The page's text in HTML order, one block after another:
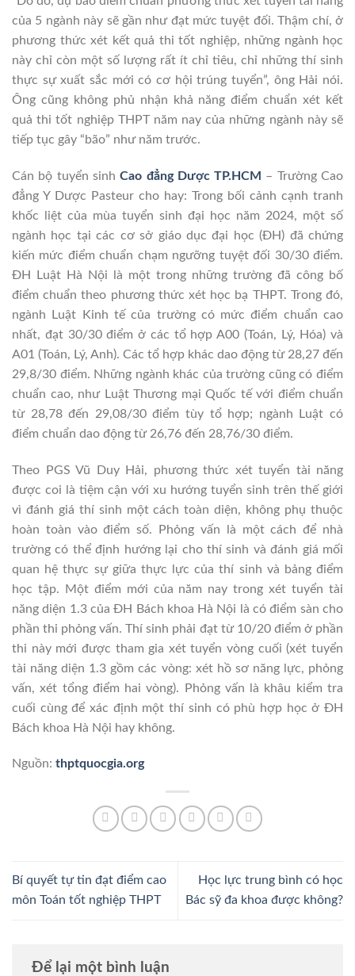
của 5 ngành này sẽ gần như đạt mức tuyệt đối. Thậm chí, ở
phương thức xét kết quả thi tốt nghiệp, những ngành học
này chỉ còn một số lượng rất ít chỉ tiêu, chỉ những thí sinh
thực sự xuất sắc mới có cơ hội trúng tuyển”, ông Hải nói.
Ông cũng không phủ nhận khả năng điểm chuẩn xét kết
quả thi tốt nghiệp THPT năm nay của những ngành này sẽ
tiếp tục gây “bão” như năm trước.
Cán bộ tuyển sinhCao đẳng Dược TP.HCM – Trường Cao
đẳng Y Dược Pasteur cho hay: Trong bối cảnh cạnh tranh
khốc liệt của mùa tuyển sinh đại học năm 2024, một số
ngành học tại các cơ sở giáo dục đại học (ĐH) đã chứng
kiến mức điểm chuẩn chạm ngưỡng tuyệt đối 30/30 điểm.
ĐH Luật Hà Nội là một trong những trường đã công bố
điểm chuẩn theo phương thức xét học bạ THPT. Trong đó,
ngành Luật Kinh tế của trường có mức điểm chuẩn cao
nhất, đạt 30/30 điểm ở các tổ hợp A00 (Toán, Lý, Hóa) và
A01 (Toán, Lý, Anh). Các tổ hợp khác dao động từ 28,27 đến
29,8/30 điểm. Những ngành khác của trường cũng có điểm
chuẩn cao, như Luật Thương mại Quốc tế với điểm chuẩn
từ 28,78 đến 29,08/30 điểm tùy tổ hợp; ngành Luật có
điểm chuẩn dao động từ 26,76 đến 28,76/30 điểm.
Theo PGS Vũ Duy Hải, phương thức xét tuyển tài năng
được coi là tiệm cận với xu hướng tuyển sinh trên thế giới
vì đánh giá thí sinh một cách toàn diện, không phụ thuộc
hoàn toàn vào điểm số. Phỏng vấn là một cách để nhà
trường có thể định hướng lại cho thí sinh và đánh giá mối
quan hệ thực sự giữa thực lực của thí sinh và bảng điểm
học tập. Một điểm mới của năm nay trong xét tuyển tài
năng diện 1.3 của ĐH Bách khoa Hà Nội là có điểm sàn cho
phần thi phỏng vấn. Thí sinh phải đạt từ 10/20 điểm ở phần
thi này mới được tham gia xét tuyển vòng cuối (xét tuyển
tài năng diện 1.3 gồm các vòng: xét hồ sơ năng lực, phỏng
vấn, xét tổng điểm hai vòng). Phỏng vấn là khâu kiểm tra
cuối cùng để xác định một thí sinh có phù hợp học ở ĐH
Bách khoa Hà Nội hay không.
Nguồn: thptquocgia.org
Bí quyết tự tin đạt điểm cao
môn Toán tốt nghiệp THPT
Học lực trung bình có học
Bác sỹ đa khoa được không?
Để lại một bình luận